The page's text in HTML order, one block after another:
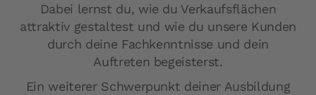
Dabei lernst du, wie du Verkaufsflächen
attraktiv gestaltest und wie du unsere Kunden
durch deine Fachkenntnisse und dein
Auftreten begeisterst.
Ein weiterer Schwerpunkt deiner Ausbildung